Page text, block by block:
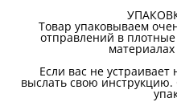
Товар упаковываем
отправлений в
Если вас не
выслать свою инструкцию.